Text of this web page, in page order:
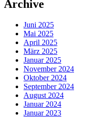
Archive
Juni 2025
Mai 2025
April 2025
März 2025
Januar 2025
November 2024
Oktober 2024
September 2024
August 2024
Januar 2024
Januar 2023